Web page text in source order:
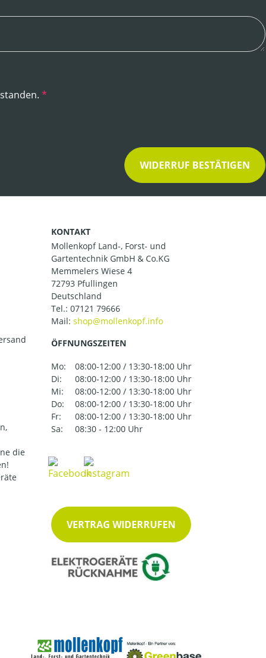
*
WIDERRUF BESTÄTIGEN
die
KONTAKT
Mollenkopf Land-, Forst- und
Gartentechnik GmbH & Co.KG
Memmelers Wiese 4
72793 Pfullingen
Deutschland
Tel.: 07121 79666
Mail:
ÖFFNUNGSZEITEN
Mo:
08:00-12:00 / 13:30-18:00 Uhr
Di:
08:00-12:00 / 13:30-18:00 Uhr
Mi:
08:00-12:00 / 13:30-18:00 Uhr
Do:
08:00-12:00 / 13:30-18:00 Uhr
Fr:
08:00-12:00 / 13:30-18:00 Uhr
Sa:
08:30 - 12:00 Uhr
VERTRAG WIDERRUFEN